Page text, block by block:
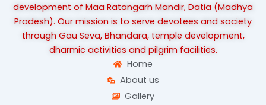
Home
About us
Gallery
development of Maa Ratangarh Mandir, Datia (Madhya
Pradesh). Our mission is to serve devotees and society
through Gau Seva, Bhandara, temple development,
dharmic activities and pilgrim facilities.